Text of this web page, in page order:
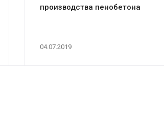
04.07.2019
производства пенобетона